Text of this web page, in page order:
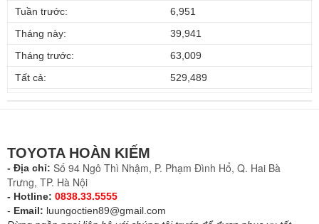
Tuần trước:
6,951
Tháng này:
39,941
Tháng trước:
63,009
Tất cả:
529,489
TOYOTA HOÀN KIẾM
- Địa chỉ: Số 94 Ngô Thì Nhậm, P. Phạm Đình Hổ, Q. Hai Bà
Trưng, TP. Hà Nội
- Hotline: 0838.33.5555
- Email: luungoctien89@gmail.com